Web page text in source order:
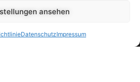
ansehen
DatenschutzImpressum